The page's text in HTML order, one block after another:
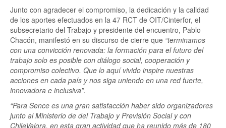
Junto con agradecer el compromiso, la dedicación y la calidad
de los aportes efectuados en la 47 RCT de OIT/Cinterfor, el
subsecretario del Trabajo y presidente del encuentro, Pablo
Chacón, manifestó en su discurso de cierre que “terminamos
con una convicción renovada: la formación para el futuro del
trabajo solo es posible con diálogo social, cooperación y
compromiso colectivo. Que lo aquí vivido inspire nuestras
acciones en cada país y nos siga uniendo en una red fuerte,
innovadora e inclusiva”.
“Para Sence es una gran satisfacción haber sido organizadores
junto al Ministerio de del Trabajo y Previsión Social y con
ChileValora, en esta gran actividad que ha reunido más de 180